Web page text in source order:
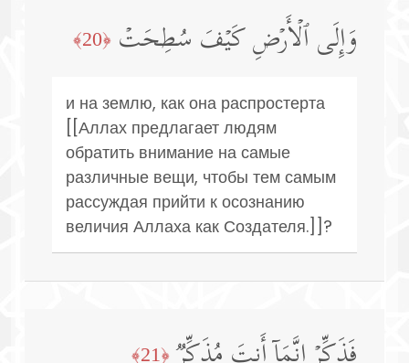
وَإِلَى ٱلۡأَرۡضِ كَیۡفَ سُطِحَتۡ ﴿20﴾
и на землю, как она распростерта
[[Аллах предлагает людям
обратить внимание на самые
различные вещи, чтобы тем самым
рассуждая прийти к осознанию
величия Аллаха как Создателя.]]?
﴿21﴾